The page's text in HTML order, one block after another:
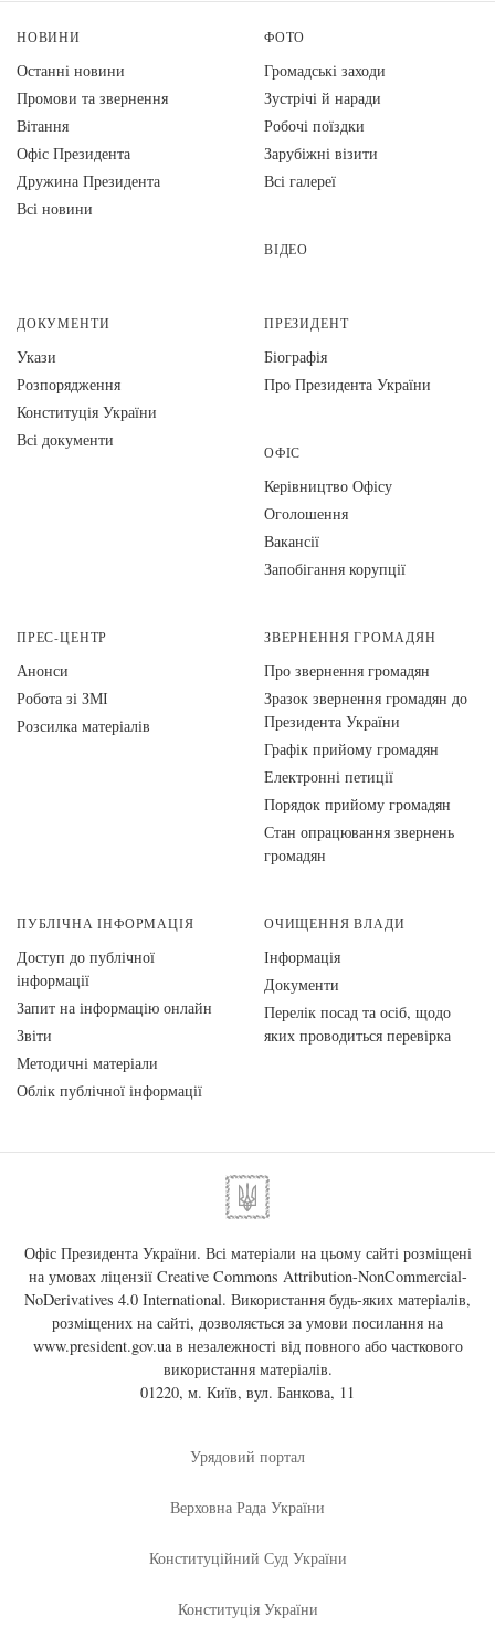
НОВИНИ
Останні новини
Промови та звернення
Вiтання
Офіс Президента
Дружина Президента
Всі новини
ФОТО
Громадські заходи
Зустрічі й наради
Робочі поїздки
Зарубіжні візити
Всі галереї
ВІДЕО
ДОКУМЕНТИ
Укази
Розпорядження
Конституція України
Всі документи
ПРЕЗИДЕНТ
Біографія
Про Президента України
ОФІС
Керівництво Офісу
Оголошення
Вакансії
Запобігання корупції
ПРЕС-ЦЕНТР
Анонси
Робота зі ЗМІ
Розсилка матеріалів
ЗВЕРНЕННЯ ГРОМАДЯН
Про звернення громадян
Зразок звернення громадян до
Президента України
Графік прийому громадян
Електронні петиції
Порядок прийому громадян
Стан опрацювання звернень
громадян
ПУБЛІЧНА ІНФОРМАЦІЯ
Доступ до публічної
інформації
Запит на інформацію онлайн
Звіти
Методичні матеріали
Облік публічної інформації
ОЧИЩЕННЯ ВЛАДИ
Інформація
Документи
Перелік посад та осіб, щодо
яких проводиться перевірка
Офіс Президента України. Всі матеріали на цьому сайті розміщені
на умовах ліцензії Creative Commons Attribution-NonCommercial-
NoDerivatives 4.0 International. Використання будь-яких матеріалів,
розміщених на сайті, дозволяється за умови посилання на
www.president.gov.uaв незалежності від повного або часткового
використання матеріалів.
01220, м. Київ, вул. Банкова, 11
Урядовий портал
Верховна Рада України
Конституційний Суд України
Конституція України